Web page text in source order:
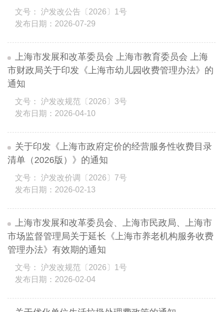
文号： 沪发改公告〔2026〕1号
发布日期：2026-07-29
上海市发展和改革委员会 上海市教育委员会 上海
市财政局关于印发《上海市幼儿园收费管理办法》的
通知
文号： 沪发改规范〔2026〕3号
发布日期：2026-04-10
关于印发《上海市政府定价的经营服务性收费目录
清单（2026版）》的通知
文号： 沪发改价调〔2026〕7号
发布日期：2026-02-13
上海市发展和改革委员会、上海市民政局、上海市
市场监督管理局关于延长《上海市养老机构服务收费
管理办法》有效期的通知
文号： 沪发改规范〔2026〕1号
发布日期：2026-02-04